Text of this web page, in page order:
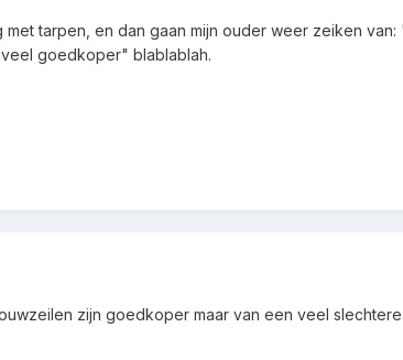
tarpen, en dan gaan mijn ouder weer zeiken
goedkoper" blablablah.
zijn goedkoper maar van een veel